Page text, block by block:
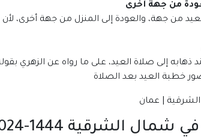
من جهة أخرى
من جهة، والعودة إلى المنزل من جهة أخرى،
إلى صلاة العيد، على ما رواه عن الزهري
خطبة العيد بعد الصلاة
الشرقية 1444-2024